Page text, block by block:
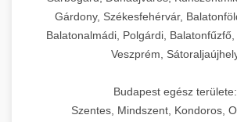
Gárdony, Székesfehérvár,
Balatonalmádi, Polgárdi, Balatonfűzfő,
Veszprém,
Budapest egész területe:
Szentes, Mindszent, Kondoros,